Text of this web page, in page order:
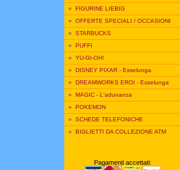
» FIGURINE LIEBIG
» OFFERTE SPECIALI / OCCASIONI
» STARBUCKS
» PUFFI
» YU-GI-OH!
» DISNEY PIXAR - Esselunga
» DREAMWORKS EROI - Esselunga
» MAGIC - L'adunanza
» POKEMON
» SCHEDE TELEFONICHE
» BIGLIETTI DA COLLEZIONE ATM
Pagamenti accettati: